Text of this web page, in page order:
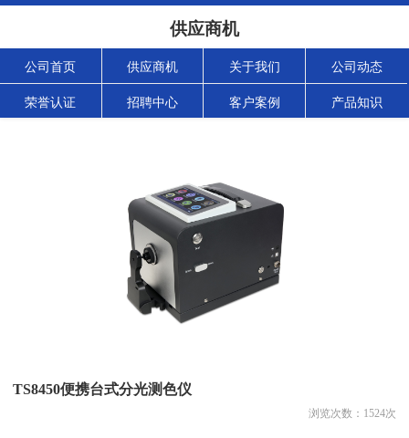
供应商机
公司首页 供应商机 关于我们 公司动态
荣誉认证 招聘中心 客户案例 产品知识
TS8450便携台式分光测色仪
浏览次数： 1524次